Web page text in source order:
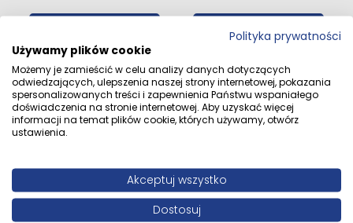
Dostępny tylko online
łazienkowy 146x50 cm
biały
Dostępny tylko online
łazienkowy 146x50 cm
czarny mat
899,95 zł
Polityka prywatności
Używamy plików cookie
Możemy je zamieścić w celu analizy danych dotyczących
odwiedzających, ulepszenia naszej strony internetowej, pokazania
spersonalizowanych treści i zapewnienia Państwu wspaniałego
doświadczenia na stronie internetowej. Aby uzyskać więcej
informacji na temat plików cookie, których używamy, otwórz
ustawienia.
Akceptuj wszystko
Dostosuj